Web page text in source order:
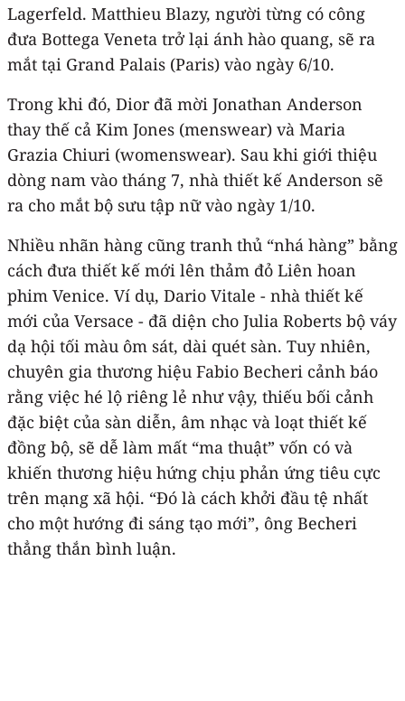
Lagerfeld. Matthieu Blazy, người từng có công
đưa Bottega Veneta trở lại ánh hào quang, sẽ ra
mắt tại Grand Palais (Paris) vào ngày 6/10.
Trong khi đó, Dior đã mời Jonathan Anderson
thay thế cả Kim Jones (menswear) và Maria
Grazia Chiuri (womenswear). Sau khi giới thiệu
dòng nam vào tháng 7, nhà thiết kế Anderson sẽ
ra cho mắt bộ sưu tập nữ vào ngày 1/10.
Nhiều nhãn hàng cũng tranh thủ “nhá hàng” bằng
cách đưa thiết kế mới lên thảm đỏ Liên hoan
phim Venice. Ví dụ, Dario Vitale - nhà thiết kế
mới của Versace - đã diện cho Julia Roberts bộ váy
dạ hội tối màu ôm sát, dài quét sàn. Tuy nhiên,
chuyên gia thương hiệu Fabio Becheri cảnh báo
rằng việc hé lộ riêng lẻ như vậy, thiếu bối cảnh
đặc biệt của sàn diễn, âm nhạc và loạt thiết kế
đồng bộ, sẽ dễ làm mất “ma thuật” vốn có và
khiến thương hiệu hứng chịu phản ứng tiêu cực
trên mạng xã hội. “Đó là cách khởi đầu tệ nhất
cho một hướng đi sáng tạo mới”, ông Becheri
thẳng thắn bình luận.